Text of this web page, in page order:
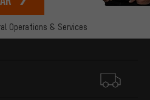
Operations & Services